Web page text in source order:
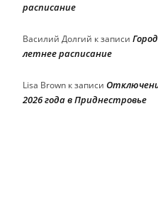
расписание
Василий Долгий к записи
летнее расписание
Lisa Brown к записи
2026 года в Приднестровье